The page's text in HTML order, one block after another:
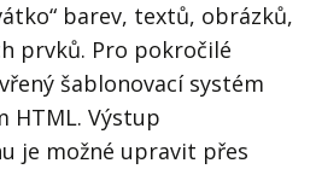
barev, textů, obrázků,
prvků. Pro pokročilé
šablonovací systém
HTML. Výstup
je možné upravit přes